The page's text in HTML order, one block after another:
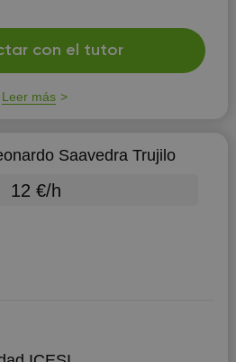
con el tutor
Leer más
Saavedra Trujilo
12 €/h